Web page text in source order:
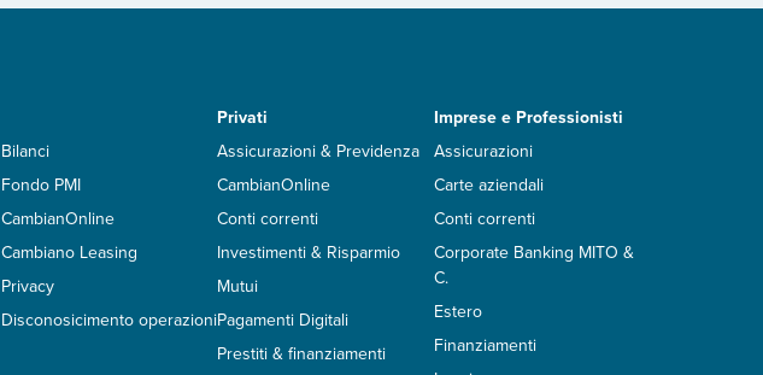
Bilanci
Fondo PMI
CambianOnline
Cambiano Leasing
Privacy
Disconosicimento operazioni
Privati
Assicurazioni & Previdenza
CambianOnline
Conti correnti
Investimenti & Risparmio
Mutui
Pagamenti Digitali
Prestiti & finanziamenti
Imprese e Professionisti
Assicurazioni
Carte aziendali
Conti correnti
Corporate Banking MITO &
C.
Estero
Finanziamenti